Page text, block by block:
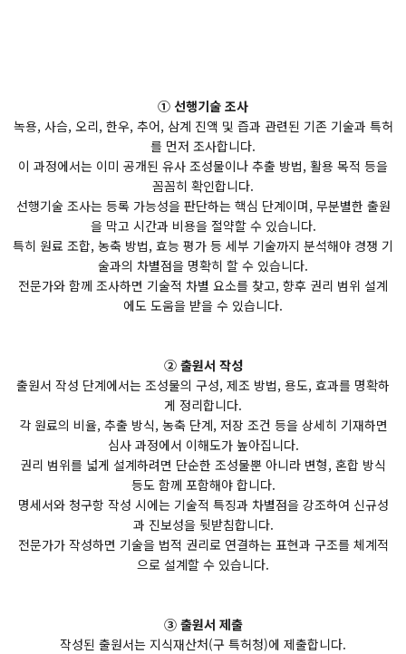
① 선행기술 조사
녹용, 사슴, 오리, 한우, 추어, 삼계 진액 및 즙과 관련된 기존 기술과 특허
를 먼저 조사합니다.
이 과정에서는 이미 공개된 유사 조성물이나 추출 방법, 활용 목적 등을
꼼꼼히 확인합니다.
선행기술 조사는 등록 가능성을 판단하는 핵심 단계이며, 무분별한 출원
을 막고 시간과 비용을 절약할 수 있습니다.
특히 원료 조합, 농축 방법, 효능 평가 등 세부 기술까지 분석해야 경쟁 기
술과의 차별점을 명확히 할 수 있습니다.
전문가와 함께 조사하면 기술적 차별 요소를 찾고, 향후 권리 범위 설계
에도 도움을 받을 수 있습니다.
② 출원서 작성
출원서 작성 단계에서는 조성물의 구성, 제조 방법, 용도, 효과를 명확하
게 정리합니다.
각 원료의 비율, 추출 방식, 농축 단계, 저장 조건 등을 상세히 기재하면
심사 과정에서 이해도가 높아집니다.
권리 범위를 넓게 설계하려면 단순한 조성물뿐 아니라 변형, 혼합 방식
등도 함께 포함해야 합니다.
명세서와 청구항 작성 시에는 기술적 특징과 차별점을 강조하여 신규성
과 진보성을 뒷받침합니다.
전문가가 작성하면 기술을 법적 권리로 연결하는 표현과 구조를 체계적
으로 설계할 수 있습니다.
③ 출원서 제출
작성된 출원서는 지식재산처(구 특허청)에 제출합니다.